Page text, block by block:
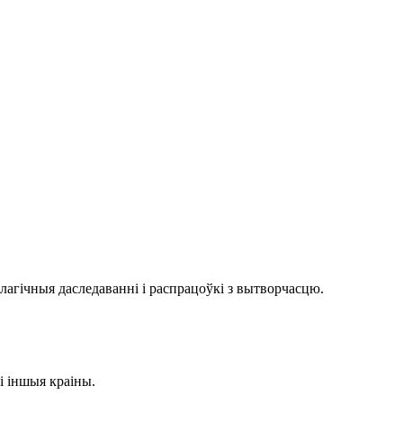
даследаванні і распрацоўкі з вытворчасцю.
іншыя краіны.